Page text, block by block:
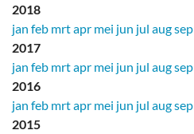
2018
jan feb mrtapr mei jun jul augsep
2017
jan feb mrtapr mei jun jul augsep
2016
jan feb mrtapr mei jun jul augsep
2015